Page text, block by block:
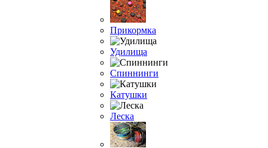
Прикормка
Удилища
Спиннинги
Катушки
Леска